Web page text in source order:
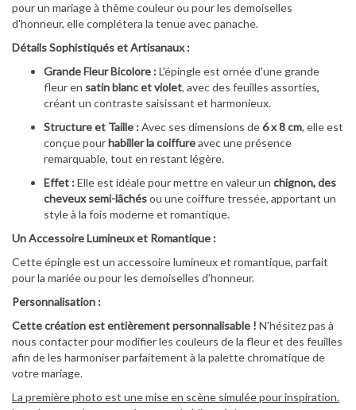
pour un mariage à thème couleur ou pour les demoiselles
d'honneur, elle complétera la tenue avec panache.
Détails Sophistiqués et Artisanaux :
Grande Fleur Bicolore :L'épingle est ornée d'une grande
fleur en satin blanc et violet, avec des feuilles assorties,
créant un contraste saisissant et harmonieux.
Structure et Taille :Avec ses dimensions de6 x 8 cm, elle est
conçue pourhabiller la coiffureavec une présence
remarquable, tout en restant légère.
Effet :Elle est idéale pour mettre en valeur un chignon, des
cheveux semi-lâchésou une coiffure tressée, apportant un
style à la fois moderne et romantique.
Un Accessoire Lumineux et Romantique :
Cette épingle est un accessoire lumineux et romantique, parfait
pour la mariée ou pour les demoiselles d’honneur.
Personnalisation :
Cette création est entièrement personnalisable ! N'hésitez pas à
nous contacter pour modifier les couleurs de la fleur et des feuilles
afin de les harmoniser parfaitement à la palette chromatique de
votre mariage.
La première photo est une mise en scène simulée pour inspiration.